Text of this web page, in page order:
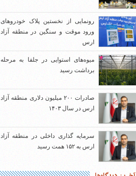
رونمایی از نخستین پلاک خودروهای
ورود موقت و سنگین در منطقه آزاد
ارس
میوه‌های استوایی در جلفا به مرحله
برداشت رسید
صادرات ۲۰۰ میلیون دلاری منطقه آزاد
ارس در سال ۱۴۰۳
سرمایه گذاری داخلی در منطقه آزاد
ارس به ۱۵۲ همت رسید